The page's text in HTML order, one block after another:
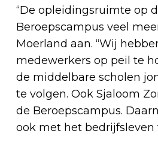
“De opleidingsruimte op
Beroepscampus veel
Moerland aan. “Wij
medewerkers op peil te
de middelbare scholen
te volgen. Ook Sjaloom
de Beroepscampus.
ook met het